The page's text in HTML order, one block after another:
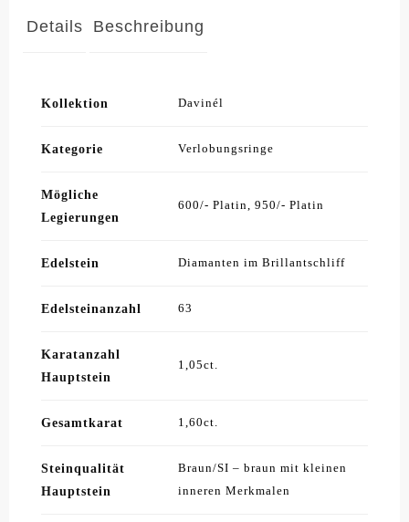
Details Beschreibung
Kollektion Davinél
Kategorie Verlobungsringe
Mögliche
Legierungen
600/- Platin, 950/- Platin
Edelstein Diamanten im Brillantschliff
Edelsteinanzahl 63
Karatanzahl
Hauptstein
1,05ct.
Gesamtkarat 1,60ct.
Steinqualität
Hauptstein
Braun/SI – braun mit kleinen
inneren Merkmalen